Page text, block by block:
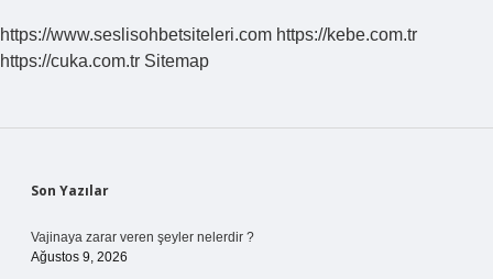
https://www.seslisohbetsiteleri.com https://kebe.com.tr
https://cuka.com.tr Sitemap
Sidebar
Son Yazılar
Vajinaya zarar veren şeyler nelerdir ?
Ağustos 9, 2026